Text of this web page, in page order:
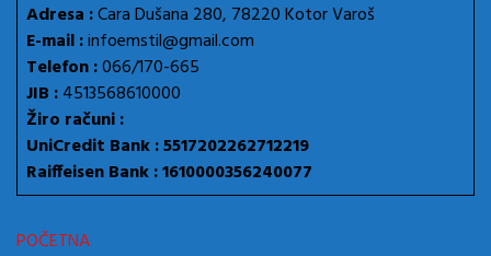
Adresa :Cara Dušana 280, 78220 Kotor Varoš
E-mail :infoemstil@gmail.com
Telefon :066/170-665
JIB :4513568610000
Žiro računi :
UniCredit Bank : 5517202262712219
Raiffeisen Bank : 1610000356240077
POČETNA